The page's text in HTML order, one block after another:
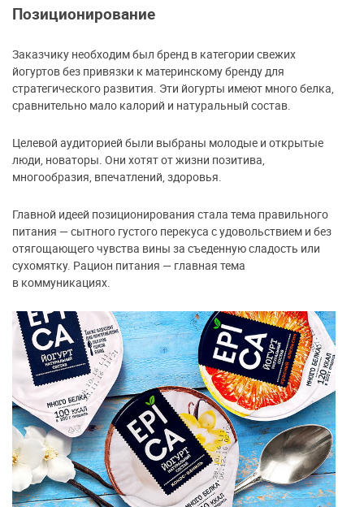
Позиционирование
Заказчику необходим был бренд в категории свежих
йогуртов без привязки к материнскому бренду для
стратегического развития. Эти йогурты имеют много белка,
сравнительно мало калорий и натуральный состав.
Целевой аудиторией были выбраны молодые и открытые
люди, новаторы. Они хотят от жизни позитива,
многообразия, впечатлений, здоровья.
Главной идеей позиционирования стала тема правильного
питания — сытного густого перекуса с удовольствием и без
отягощающего чувства вины за съеденную сладость или
сухомятку. Рацион питания — главная тема
в коммуникациях.